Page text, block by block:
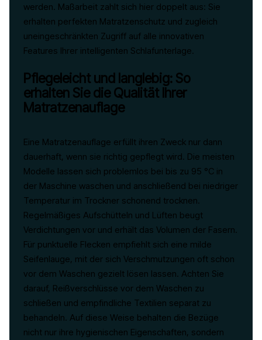
werden. Maßarbeit zahlt sich hier doppelt aus: Sie
erhalten perfekten Matratzenschutz und zugleich
uneingeschränkten Zugriff auf alle innovativen
Features Ihrer intelligenten Schlafunterlage.
Pflegeleicht und langlebig: So
erhalten Sie die Qualität Ihrer
Matratzenauflage
Eine Matratzenauflage erfüllt ihren Zweck nur dann
dauerhaft, wenn sie richtig gepflegt wird. Die meisten
Modelle lassen sich problemlos bei bis zu 95 °C in
der Maschine waschen und anschließend bei niedriger
Temperatur im Trockner schonend trocknen.
Regelmäßiges Aufschütteln und Lüften beugt
Verdichtungen vor und erhält das Volumen der Fasern.
Für punktuelle Flecken empfiehlt sich eine milde
Seifenlauge, mit der sich Verschmutzungen oft schon
vor dem Waschen gezielt lösen lassen. Achten Sie
darauf, Reißverschlüsse vor dem Waschen zu
schließen und empfindliche Textilien separat zu
behandeln. Auf diese Weise behalten die Bezüge
nicht nur ihre hygienischen Eigenschaften, sondern